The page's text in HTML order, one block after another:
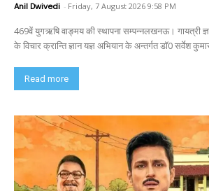
Anil Dwivedi - Friday, 7 August 2026 9:58 PM
469वें युगऋषि वाङ्मय की स्थापना सम्पन्नलखनऊ। गायत्री
के विचार क्रान्ति ज्ञान यज्ञ अभियान के अन्तर्गत डॉ0 सर्वेश
Read more